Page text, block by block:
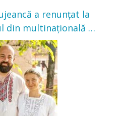
a renunțat la
din multinațională și
la țară. Acum
legume în grădina